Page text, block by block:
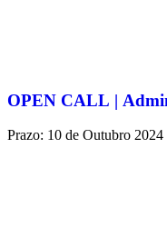
OPEN CALL |
Prazo: 10 de Outubro 2024